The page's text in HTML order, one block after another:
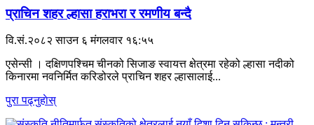
प्राचिन शहर ल्हासा हराभरा र रमणीय बन्दै
वि.सं.२०८२ साउन ६ मंगलवार १६:५५
एसेन्सी । दक्षिणपश्चिम चीनको सिजाङ स्वायत्त क्षेत्रमा रहेको ल्हासा नदीको
किनारमा नवनिर्मित करिडोरले प्राचिन शहर ल्हासालाई...
पुरा पढ्नुहाेस्